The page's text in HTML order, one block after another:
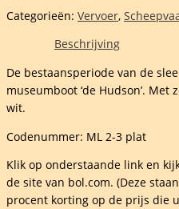
Categorieën: Vervoer,
Beschrijving
De bestaansperiode van de
museumboot ‘de Hudson’. Met
wit.
Codenummer: ML 2-3 plat
Klik op onderstaande link en
de site van bol.com. (Deze
procent korting op de prijs die